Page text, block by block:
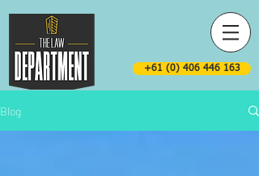
+61 (0) 406 446 163
Blog